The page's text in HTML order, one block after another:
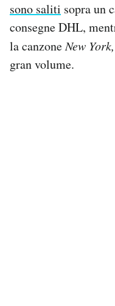
sono saliti sopra un
consegne DHL,
la canzoneNew
gran volume.